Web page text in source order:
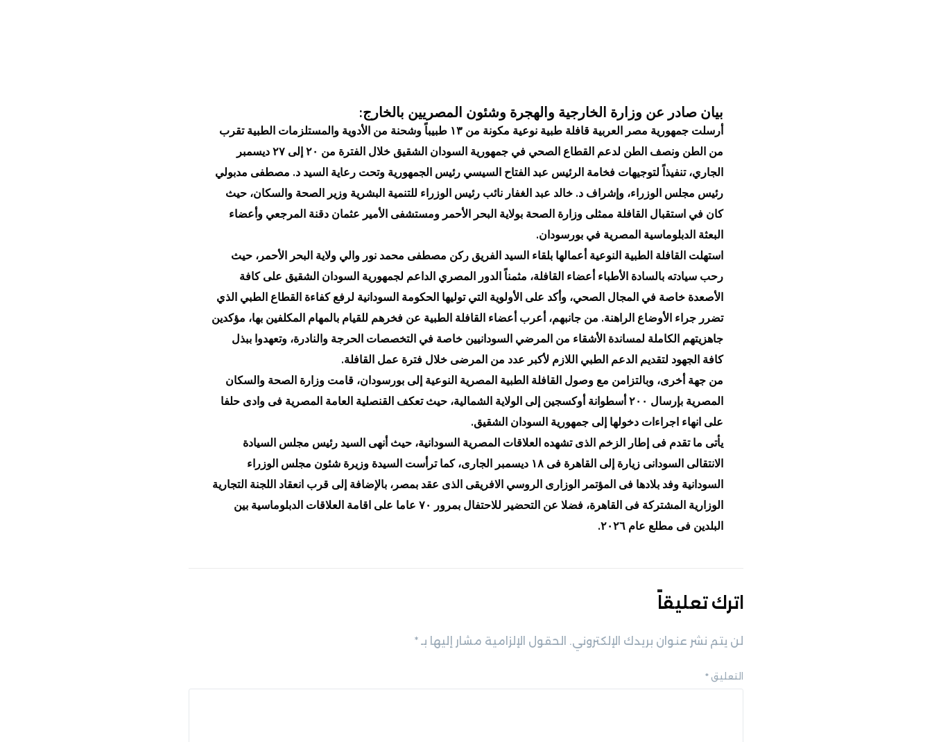
بيان صادر عن وزارة الخارجية والهجرة وشئون المصريين بالخارج:
أرسلت جمهورية مصر العربية قافلة طبية نوعية مكونة من ١٣ طبيباً وشحنة من الأدوية والمستلزمات الطبية تقرب
من الطن ونصف الطن لدعم القطاع الصحي في جمهورية السودان الشقيق خلال الفترة من ٢٠ إلى ٢٧ ديسمبر
الجاري، تنفيذاً لتوجيهات فخامة الرئيس عبد الفتاح السيسي رئيس الجمهورية وتحت رعاية السيد د. مصطفى مدبولي
رئيس مجلس الوزراء، وإشراف د. خالد عبد الغفار نائب رئيس الوزراء للتنمية البشرية وزير الصحة والسكان، حيث
كان في استقبال القافلة ممثلى وزارة الصحة بولاية البحر الأحمر ومستشفى الأمير عثمان دقنة المرجعي وأعضاء
البعثة الدبلوماسية المصرية في بورسودان.
استهلت القافلة الطبية النوعية أعمالها بلقاء السيد الفريق ركن مصطفى محمد نور والي ولاية البحر الأحمر، حيث
رحب سيادته بالسادة الأطباء أعضاء القافلة، مثمناً الدور المصري الداعم لجمهورية السودان الشقيق على كافة
الأصعدة خاصة في المجال الصحي، وأكد على الأولوية التي توليها الحكومة السودانية لرفع كفاءة القطاع الطبي الذي
تضرر جراء الأوضاع الراهنة. من جانبهم، أعرب أعضاء القافلة الطبية عن فخرهم للقيام بالمهام المكلفين بها، مؤكدين
جاهزيتهم الكاملة لمساندة الأشقاء من المرضي السودانيين خاصة في التخصصات الحرجة والنادرة، وتعهدوا ببذل
كافة الجهود لتقديم الدعم الطبي اللازم لأكبر عدد من المرضى خلال فترة عمل القافلة.
من جهة أخرى، وبالتزامن مع وصول القافلة الطبية المصرية النوعية إلى بورسودان، قامت وزارة الصحة والسكان
المصرية بإرسال ٢٠٠ أسطوانة أوكسجين إلى الولاية الشمالية، حيث تعكف القنصلية العامة المصرية فى وادى حلفا
على انهاء اجراءات دخولها إلى جمهورية السودان الشقيق.
يأتى ما تقدم فى إطار الزخم الذى تشهده العلاقات المصرية السودانية، حيث أنهى السيد رئيس مجلس السيادة
الانتقالى السودانى زيارة إلى القاهرة فى ١٨ ديسمبر الجارى، كما ترأست السيدة وزيرة شئون مجلس الوزراء
السودانية وفد بلادها فى المؤتمر الوزارى الروسي الافريقى الذى عقد بمصر، بالإضافة إلى قرب انعقاد اللجنة التجارية
الوزارية المشتركة فى القاهرة، فضلا عن التحضير للاحتفال بمرور ٧٠ عاما على اقامة العلاقات الدبلوماسية بين
البلدين فى مطلع عام ٢٠٢٦.
اترك تعليقاً
لن يتم نشر عنوان بريدك الإلكتروني. الحقول الإلزامية مشار إليها بـ *
التعليق *